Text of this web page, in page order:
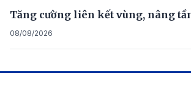
Tăng cường liên kết vùng, nâng
08/08/2026